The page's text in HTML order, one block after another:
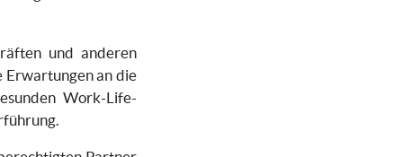
und anderen
an die
Work-Life-